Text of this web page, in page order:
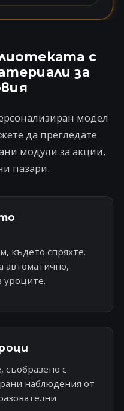
с
за
модел
да прегледате
модули за акции,
пазари.
където спряхте.
автоматично,
уроците.
съобразено с
наблюдения от